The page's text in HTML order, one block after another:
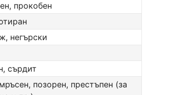
прокобен
негърски
сърдит
позорен, престъпен (за